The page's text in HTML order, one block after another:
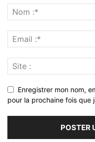
Enregistrer mon nom,
pour la prochaine fois que